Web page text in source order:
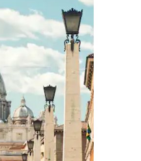
एक्सप्लोर करें।